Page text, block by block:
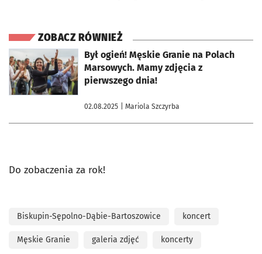
ZOBACZ RÓWNIEŻ
Był ogień! Męskie Granie na Polach
Marsowych. Mamy zdjęcia z
pierwszego dnia!
02.08.2025 | Mariola Szczyrba
otworzy się w nowej karcie
Do zobaczenia za rok!
Biskupin-Sępolno-Dąbie-Bartoszowice koncert
Męskie Granie galeria zdjęć koncerty